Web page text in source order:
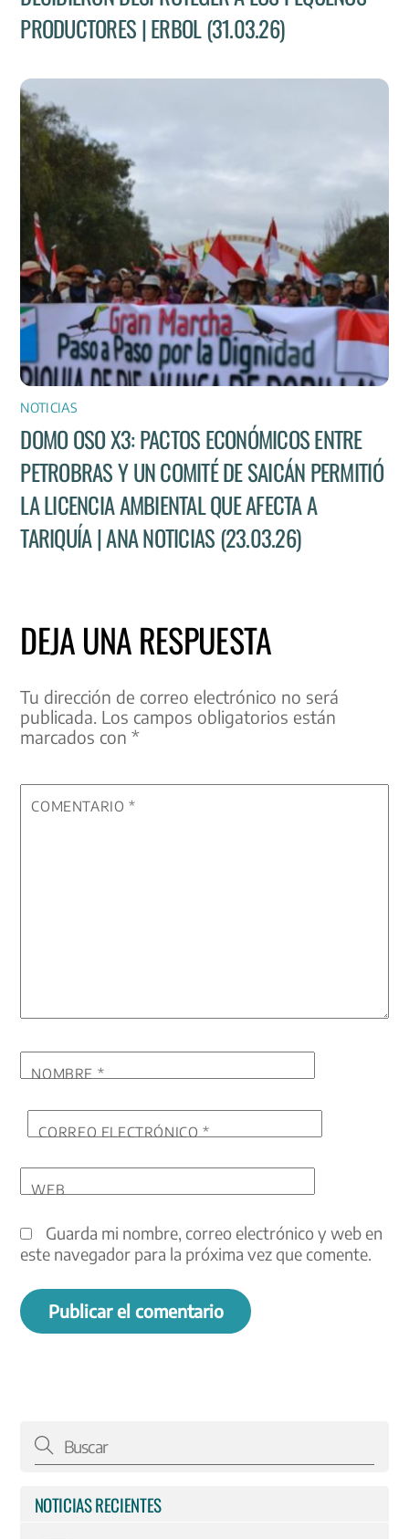
PRODUCTORES | ERBOL (31.03.26)
NOTICIAS
DOMO OSO X3: PACTOS ECONÓMICOS ENTRE
PETROBRAS Y UN COMITÉ DE SAICÁN PERMITIÓ
LA LICENCIA AMBIENTAL QUE AFECTA A
TARIQUÍA | ANA NOTICIAS (23.03.26)
DEJA UNA RESPUESTA
Tu dirección de correo electrónico no será
publicada. Los campos obligatorios están
marcados con*
COMENTARIO*
NOMBRE *
CORREO ELECTRÓNICO*
WEB
Guarda mi nombre, correo electrónico y web en
este navegador para la próxima vez que comente.
NOTICIAS RECIENTES